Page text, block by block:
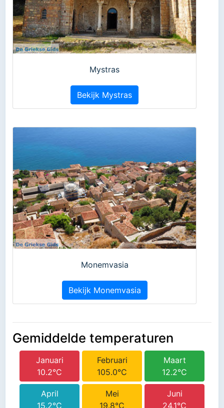
Mystras
Bekijk Mystras
Monemvasia
Bekijk Monemvasia
Gemiddelde temperaturen
Januari
10.2°C
Februari
105.0°C
Maart
12.2°C
April
15.2°C
Mei
19.8°C
Juni
24.1°C